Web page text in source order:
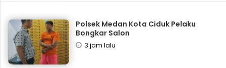
Polsek Medan Kota Ciduk Pelaku
Bongkar Salon
3 jam lalu